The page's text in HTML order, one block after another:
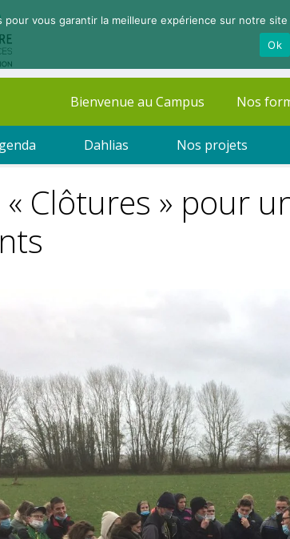
Bienvenue au Campus Nos
Dahlias Nos projets
Clôtures » pour
pour vous garantir la meilleure expérience sur notre
Ok